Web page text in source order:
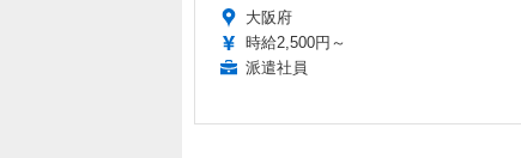
大阪府
時給2,500円～
派遣社員